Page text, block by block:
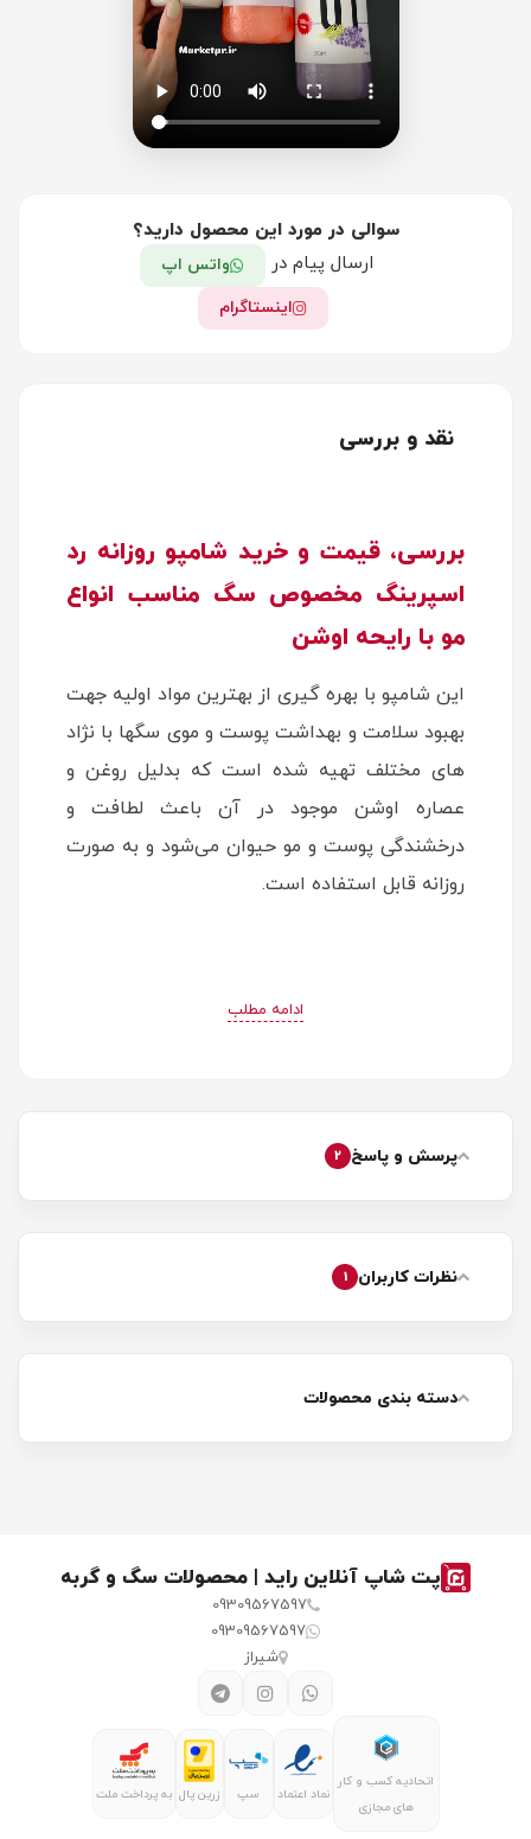
سوالی در مورد این محصول دارید؟
ارسال پیام در
واتس اپ
اینستاگرام
نقد و بررسی
بررسی، قیمت و خرید شامپو روزانه رد
اسپرینگ مخصوص سگ مناسب انواع
مو با رایحه اوشن
این شامپو با بهره گیری از بهترین مواد اولیه جهت
بهبود سلامت و بهداشت پوست و موی سگها با نژاد
های مختلف تهیه شده است که بدلیل روغن و
عصاره اوشن موجود در آن باعث لطافت و
درخشندگی پوست و مو حیوان می شود و به صورت
روزانه قابل استفاده است.
ادامه مطلب
پرسش و پاسخ 2
نظرات کاربران 1
دسته بندی محصولات
پت شاپ آنلاین راید | محصولات سگ و گربه
09309567597
09309567597
شیراز
اتحادیه کسب و کار
های مجازی
نماد اعتماد سپ زرین پال به پرداخت ملت